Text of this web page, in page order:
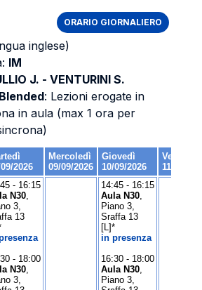
ORARIO GIORNALIERO
inglese)
IM
J. - VENTURINI S.
: Lezioni erogate in
in aula (max 1 ora per